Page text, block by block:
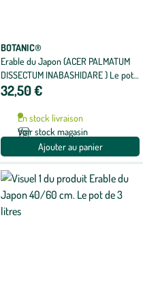
BOTANIC®
Erable du Japon (ACER PALMATUM
DISSECTUM INABASHIDARE ) Le pot
de 3 litres
32,50 €
En stock livraison
Voir stock magasin
Ajouter au panier